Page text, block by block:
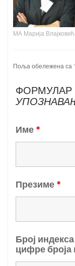
МА Марија Влајковић
Поља обележена са
ФОРМУЛАР
Име *
Презиме *
Број
цифре броја